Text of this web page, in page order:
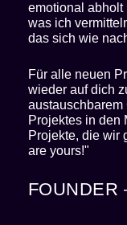
emotional abholt
was ich
das sich wie
Für alle neuen
wieder auf dich
austauschbarem
Projektes in den
Projekte, die wir
are yours!"
FOUNDER